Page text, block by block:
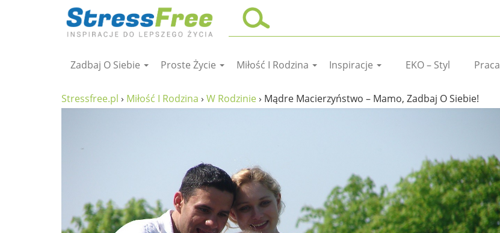
zadbaj o siebie
wolność od stresu
Zadbaj O Siebie Proste Życie Miłość I Rodzina Inspiracje EKO – Styl Praca
Stressfree.pl › Miłość I Rodzina › W Rodzinie› Mądre Macierzyństwo – Mamo, Zadbaj O Siebie!